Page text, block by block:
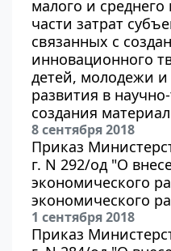
малого и
части затрат
связанных с
инновационного
детей, молодежи и
развития в
создания
8 сентября 2018
Приказ
г. N 292/од "О
экономического
экономического
1 сентября 2018
Приказ